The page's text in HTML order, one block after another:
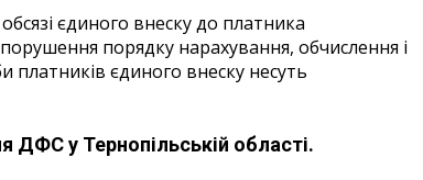
єдиного внеску до платника
порядку нарахування, обчислення і
платників єдиного внеску несуть
ДФС у Тернопільській області.